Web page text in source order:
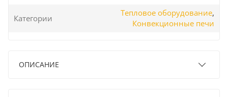
Категории
Тепловое оборудование,
Конвекционные печи
ОПИСАНИЕ